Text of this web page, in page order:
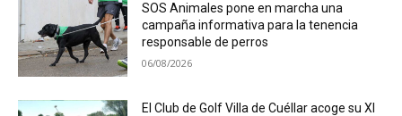
SOS Animales pone en marcha una
campaña informativa para la tenencia
responsable de perros
06/08/2026
El Club de Golf Villa de Cuéllar acoge su XI